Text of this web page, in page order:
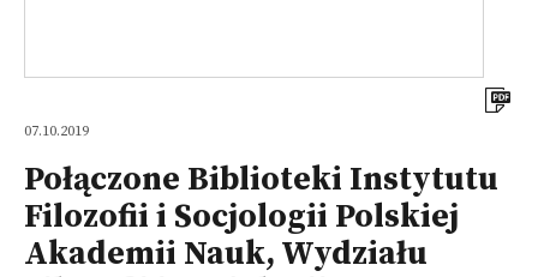
07.10.2019
Połączone Biblioteki Instytutu
Filozofii i Socjologii Polskiej
Akademii Nauk, Wydziału